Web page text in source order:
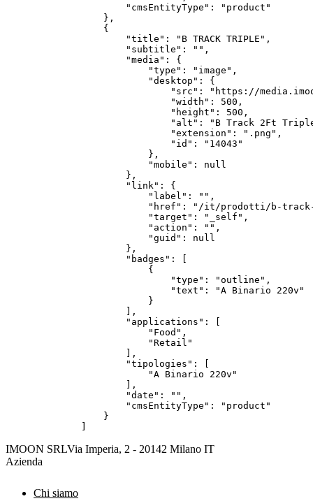
        "cmsEntityType": "product"
    },
    {
        "title": "B TRACK TRIPLE",
        "subtitle": "",
        "media": {
            "type": "image",
            "desktop": {
"src": "https://
                "width": 500,
                "height": 500,
"alt": "B Track 2Ft
                "extension": ".png",
                "id": "14043"
            },
            "mobile": null
        },
        "link": {
            "label": "",
"href": "/it/prodotti/b-
            "target": "_self",
            "action": "",
            "guid": null
        },
        "badges": [
            {
                "type": "outline",
                "text": "A Binario 220v"
            }
        ],
        "applications": [
            "Food",
            "Retail"
        ],
        "tipologies": [
            "A Binario 220v"
        ],
        "date": "",
        "cmsEntityType": "product"
    }
IMOON SRLVia Imperia, 2 - 20142 Milano IT
Azienda
Chi siamo